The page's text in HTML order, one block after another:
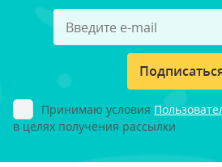
Принимаю условия
в целях получения рассылки